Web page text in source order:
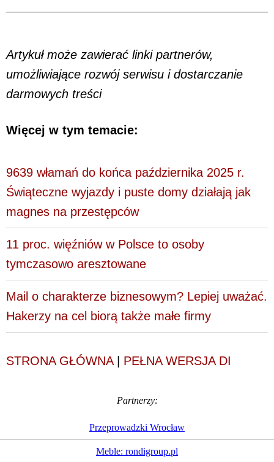
Artykuł może zawierać linki partnerów,
umożliwiające rozwój serwisu i dostarczanie
darmowych treści
Więcej w tym temacie:
9639 włamań do końca października 2025 r.
Świąteczne wyjazdy i puste domy działają jak
magnes na przestępców
11 proc. więźniów w Polsce to osoby
tymczasowo aresztowane
Mail o charakterze biznesowym? Lepiej uważać.
Hakerzy na cel biorą także małe firmy
STRONA GŁÓWNA| PEŁNA WERSJA DI
Partnerzy:
Przeprowadzki Wrocław
Meble: rondigroup.pl